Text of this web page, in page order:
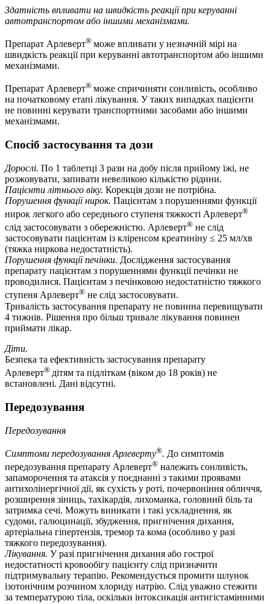
Здатність впливати на швидкість реакції при керуванні
автотранспортом або іншими механізмами.
Препарат Арлеверт® може впливати у незначній мірі на
швидкість реакції при керуванні автотранспортом або іншими
механізмами.
Препарат Арлеверт® може спричиняти сонливість, особливо
на початковому етапі лікування. У таких випадках пацієнти
не повинні керувати транспортними засобами або іншими
механізмами.
Спосіб застосування та дози
Дорослі. По 1 таблетці 3 рази на добу після прийому їжі, не
розжовувати, запивати невеликою кількістю рідини.
Пацієнти літнього віку. Корекція дози не потрібна.
Порушення функції нирок. Пацієнтам з порушеннями функції
нирок легкого або середнього ступеня тяжкості Арлеверт®
слід застосовувати з обережністю. Арлеверт® не слід
застосовувати пацієнтам із кліренсом креатиніну ≤ 25 мл/хв
(тяжка ниркова недостатність).
Порушення функції печінки. Дослідження застосування
препарату пацієнтам з порушеннями функції печінки не
проводилися. Пацієнтам з печінковою недостатністю тяжкого
ступеня Арлеверт® не слід застосовувати.
Тривалість застосування препарату не повинна перевищувати
4 тижнів. Рішення про більш тривале лікування повинен
приймати лікар.
Діти.
Безпека та ефективність застосування препарату
Арлеверт® дітям та підліткам (віком до 18 років) не
встановлені. Дані відсутні.
Передозування
Передозування
Симптоми передозування Арлеверту®. До симптомів
передозування препарату Арлеверт® належать сонливість,
запаморочення та атаксія у поєднанні з такими проявами
антихолінергічної дії, як сухість у роті, почервоніння обличчя,
розширення зіниць, тахікардія, лихоманка, головний біль та
затримка сечі. Можуть виникати і такі ускладнення, як
судоми, галюцинації, збудження, пригнічення дихання,
артеріальна гіпертензія, тремор та кома (особливо у разі
тяжкого передозування).
Лікування. У разі пригнічення дихання або гострої
недостатності кровообігу пацієнту слід призначити
підтримувальну терапію. Рекомендується промити шлунок
ізотонічним розчином хлориду натрію. Слід уважно стежити
за температурою тіла, оскільки інтоксикація антигістамінними